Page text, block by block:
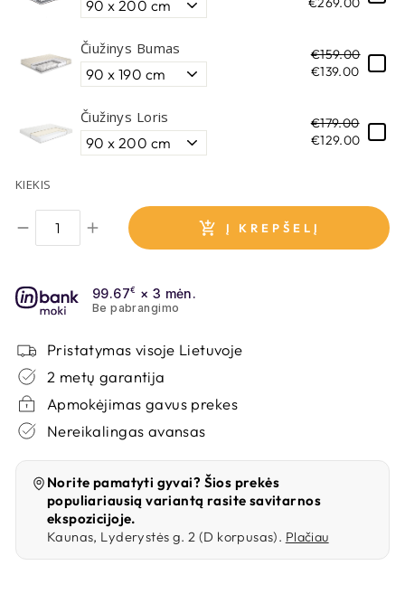
Galima užsakyti
AUDINYS
Galima užsakyti
Per 12 - 25 d.d.
AUDINYS
Yra sandėlyje
Per 2 - 7 d.d.
Čiužinys Bumas
€159.00
€139.00
Čiužinys Loris
€179.00
€129.00
KIEKIS
Į KREPŠELĮ
99.67€ × 3 mėn.
Be pabrangimo
Pristatymas visoje Lietuvoje
2 metų garantija
Apmokėjimas gavus prekes
Nereikalingas avansas
Norite pamatyti gyvai? Šios prekės
populiariausią variantą rasite savitarnos
ekspozicijoje.
Kaunas, Lyderystės g. 2 (D korpusas). Plačiau